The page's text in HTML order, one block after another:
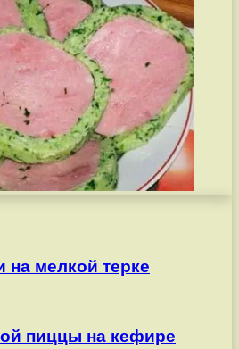
мелкой терке
пиццы на кефире